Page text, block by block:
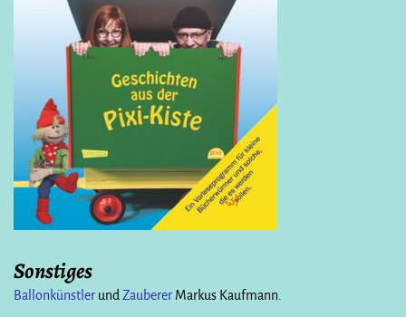
Sonstiges
Ballonkünstler undZauberer Markus Kaufmann.